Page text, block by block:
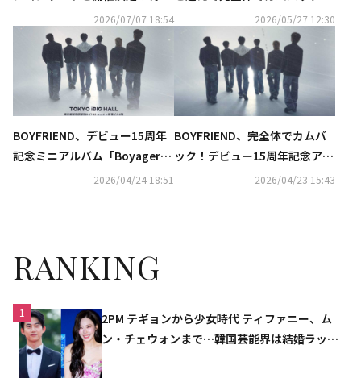
プラットフォームもオープン
2026/07/07 18:54 タイトル曲「Starlit Voices」
MV公開
2026/05/27 12:30
BOYFRIEND、デビュー15周年
記念ミニアルバム「Boyager
6」発売決定！5月に東京にてリ
2026/04/24 18:51
BOYFRIEND、完全体でカムバ
ック！デビュー15周年記念アル
バム「Boyager 6」を5月26日
2026/04/23 15:43
RANKING
1
2PM テギョンから少女時代 ティファニー、ム
ン・チェウォンまで…韓国芸能界は結婚ラッシ